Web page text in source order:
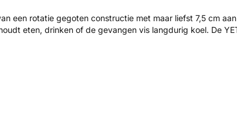
een rotatie gegoten constructie met maar liefst 7,5 cm
eten, drinken of de gevangen vis langdurig koel. De